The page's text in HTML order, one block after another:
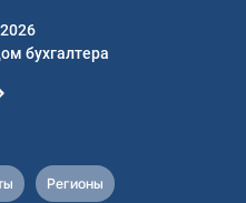
бухгалтера
Регионы